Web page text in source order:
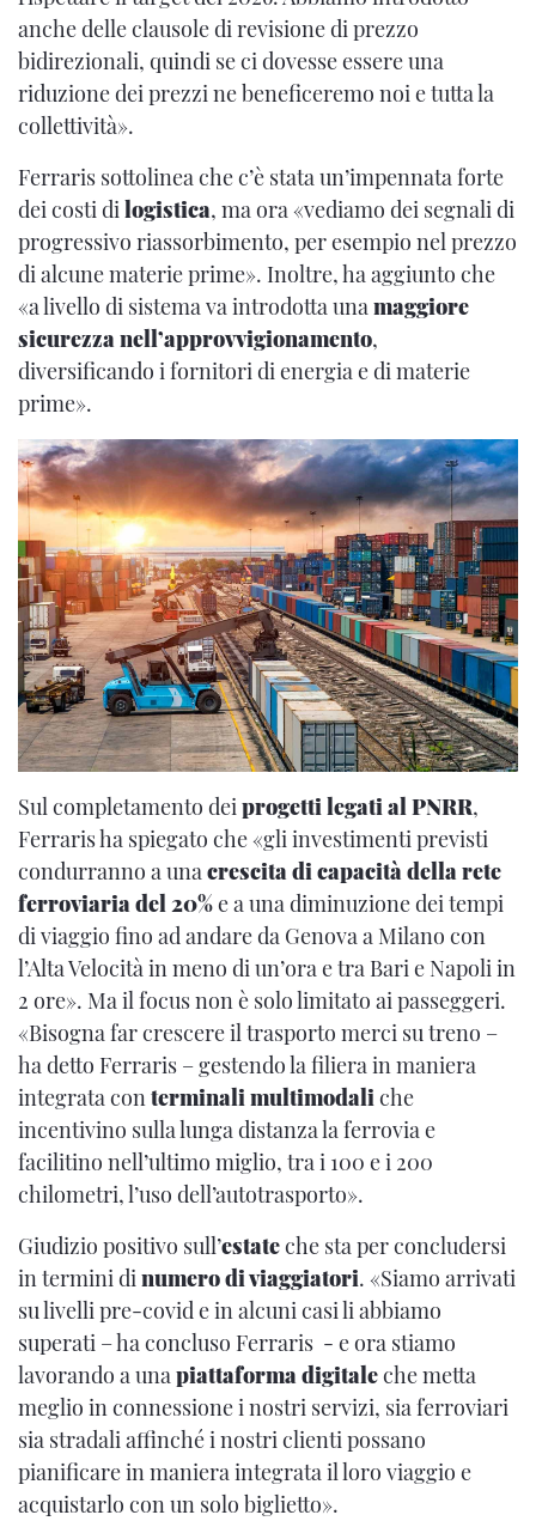
anche delle clausole di revisione di prezzo
bidirezionali, quindi se ci dovesse essere una
riduzione dei prezzi ne beneficeremo noi e tutta la
collettività».
Ferraris sottolinea che c’è stata un’impennata forte
dei costi di logistica, ma ora «vediamo dei segnali di
progressivo riassorbimento, per esempio nel prezzo
di alcune materie prime». Inoltre, ha aggiunto che
«a livello di sistema va introdotta una maggiore
sicurezza nell’approvvigionamento,
diversificando i fornitori di energia e di materie
prime».
Sul completamento deiprogetti legati al PNRR,
Ferraris ha spiegato che «gli investimenti previsti
condurranno a unacrescita di capacità della rete
ferroviaria del 20%e a una diminuzione dei tempi
di viaggio fino ad andare da Genova a Milano con
l’Alta Velocità in meno di un’ora e tra Bari e Napoli in
2 ore». Ma il focus non è solo limitato ai passeggeri.
«Bisogna far crescere il trasporto merci su treno –
ha detto Ferraris – gestendo la filiera in maniera
integrata conterminali multimodaliche
incentivino sulla lunga distanza la ferrovia e
facilitino nell’ultimo miglio, tra i 100 e i 200
chilometri, l’uso dell’autotrasporto».
Giudizio positivo sull’estateche sta per concludersi
in termini dinumero di viaggiatori. «Siamo arrivati
su livelli pre-covid e in alcuni casi li abbiamo
superati – ha concluso Ferraris - e ora stiamo
lavorando a unapiattaforma digitaleche metta
meglio in connessione i nostri servizi, sia ferroviari
sia stradali affinché i nostri clienti possano
pianificare in maniera integrata il loro viaggio e
acquistarlo con un solo biglietto».